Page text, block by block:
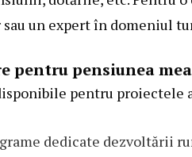
un expert în domeniul
pentru pensiunea
pentru
dedicate dezvoltării